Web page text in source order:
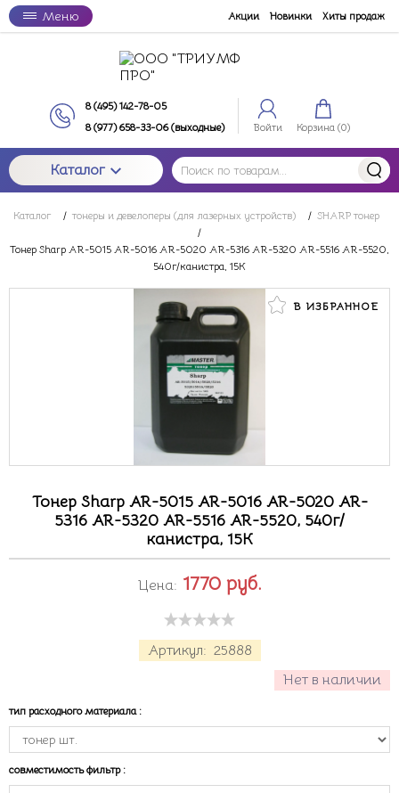
Меню Акции Новинки Хиты продаж
8 (495) 142-78-05
8 (977) 658-33-06 (выходные)
Войти Корзина (0)
Каталог
Каталог / тонеры и девелоперы (для лазерных устройств) / SHARP тонер
/
Тонер Sharp AR-5015 AR-5016 AR-5020 AR-5316 AR-5320 AR-5516 AR-5520,
540г/канистра, 15К
В ИЗБРАННОЕ
Тонер Sharp AR-5015 AR-5016 AR-5020 AR-
5316 AR-5320 AR-5516 AR-5520, 540г/
канистра, 15К
Артикул: 25888
Нет в наличии
Цена: 1770 руб.
тип расходного материала :
совместимость фильтр :